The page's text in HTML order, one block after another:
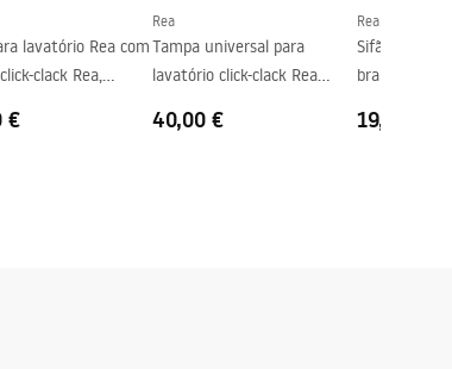
lavatório Rea com
clack Rea,
€
Rea
Tampa universal para
lavatório click-clack Rea
40,00 €
Rea
Sifão de
branco, baixo
19,00 €